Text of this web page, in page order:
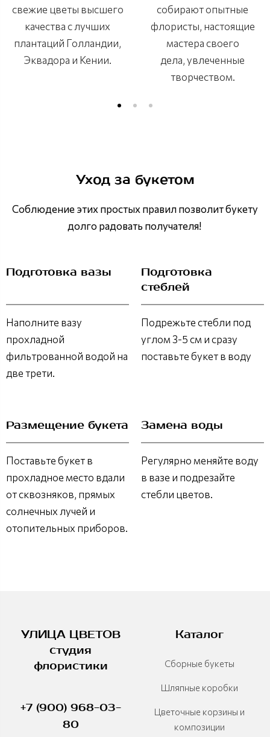
свежие цветы высшего
качества с лучших
плантаций Голландии,
Эквадора и Кении.
собирают опытные
флористы, настоящие
мастера своего
дела, увлеченные
творчеством.
Уход за букетом
Соблюдение этих простых правил позволит букету
долго радовать получателя!
Подготовка вазы
Наполните вазу
прохладной
фильтрованной водой на
две трети.
Подготовка
стеблей
Подрежьте стебли под
углом 3-5 см и сразу
поставьте букет в воду
Размещение букета
Поставьте букет в
прохладное место вдали
от сквозняков, прямых
солнечных лучей и
отопительных приборов.
Замена воды
Регулярно меняйте воду
в вазе и подрезайте
стебли цветов.
УЛИЦА ЦВЕТОВ
студия
флористики
+7 (900) 968-03-
80
Каталог
Сборные букеты
Шляпные коробки
Цветочные корзины и
композиции